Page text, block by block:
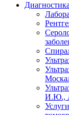
Диагностика
И.Ю.,